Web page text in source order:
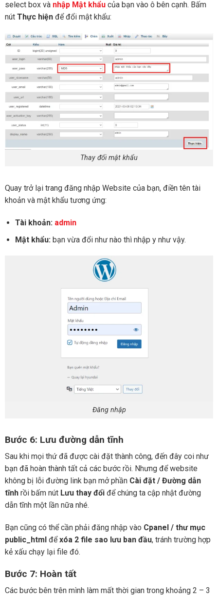
select box và nhập Mật khẩu của bạn vào ô bên cạnh. Bấm
nút Thực hiện để đổi mật khẩu:
Thay đổi mật khẩu
Quay trở lại trang đăng nhập Website của bạn, điền tên tài
khoản và mật khẩu tương ứng:
Tài khoản: admin
Mật khẩu: bạn vừa đổi như nào thì nhập y như vậy.
Đăng nhập
Bước 6: Lưu đường dẫn tĩnh
Sau khi mọi thứ đã được cài đặt thành công, đến đây coi như
bạn đã hoàn thành tất cả các bước rồi. Nhưng để website
không bị lỗi đường link bạn mở phần Cài đặt / Đường dẫn
tĩnh rồi bấm nút Lưu thay đổi để chúng ta cập nhật đường
dẫn tĩnh một lần nữa nhé.
Bạn cũng có thể cần phải đăng nhập vào Cpanel / thư mục
public_html đểxóa 2 file sao lưu ban đầu, tránh trường hợp
kẻ xấu chạy lại file đó.
Bước 7: Hoàn tất
Các bước bên trên mình làm mất thời gian trong khoảng 2 – 3